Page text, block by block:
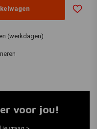
(werkdagen)
voor jou!